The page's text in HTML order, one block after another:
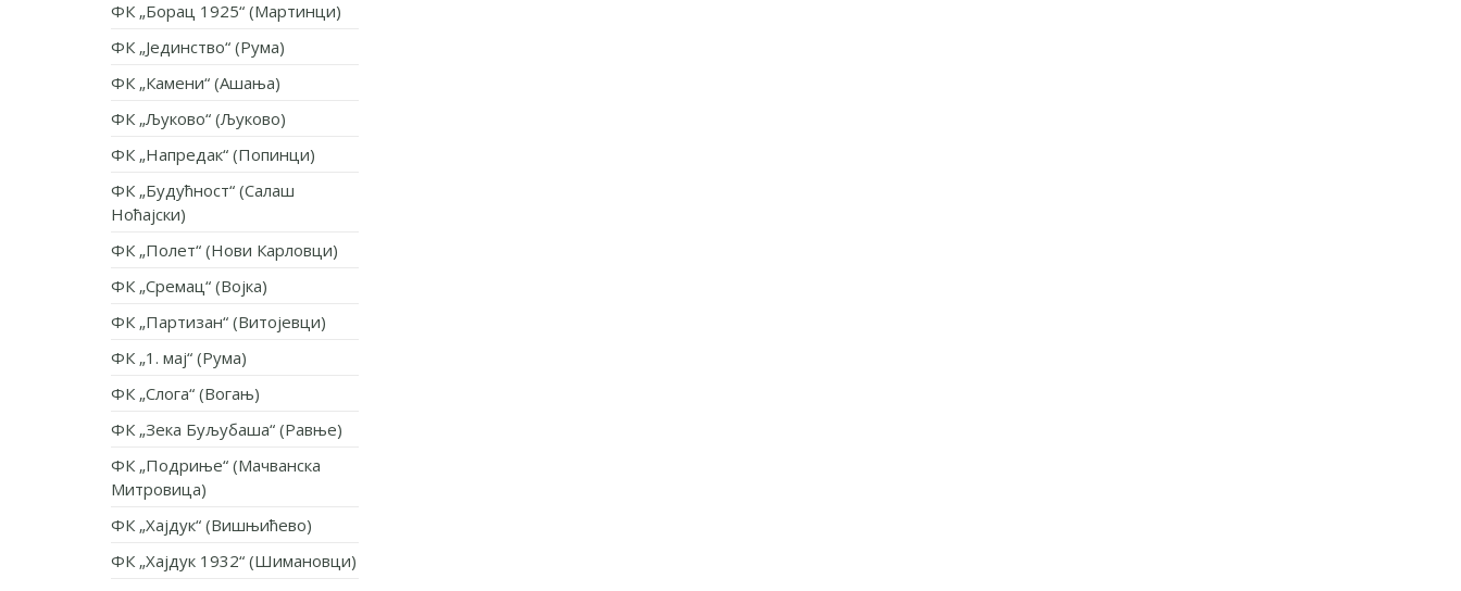
ФК „Борац 1925“ (Мартинци)
ФК „Јединство“ (Рума)
ФК „Камени“ (Ашања)
ФК „Љуково“ (Љуково)
ФК „Напредак“ (Попинци)
ФК „Будућност“ (Салаш
Ноћајски)
ФК „Полет“ (Нови Карловци)
ФК „Сремац“ (Војка)
ФК „Партизан“ (Витојевци)
ФК „1. мај“ (Рума)
ФК „Слога“ (Вогањ)
ФК „Зека Буљубаша“ (Равње)
ФК „Подриње“ (Мачванска
Митровица)
ФК „Хајдук“ (Вишњићево)
ФК „Хајдук 1932“ (Шимановци)